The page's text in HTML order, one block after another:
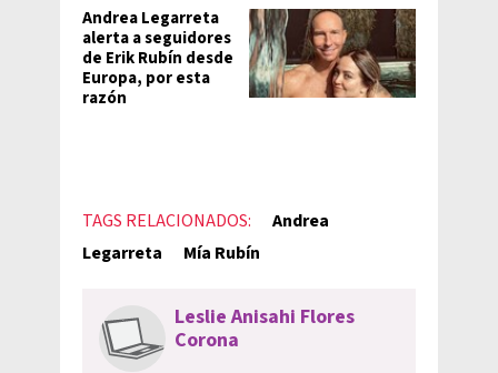
Andrea Legarreta
alerta a seguidores
de Erik Rubín desde
Europa, por esta
razón
TAGS RELACIONADOS:
Andrea
Legarreta
Mía Rubín
Leslie Anisahi Flores
Corona